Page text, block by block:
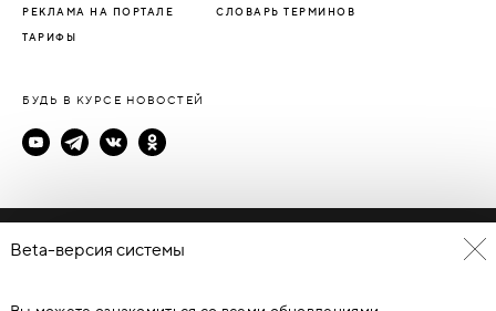
РЕКЛАМА НА ПОРТАЛЕ СЛОВАРЬ ТЕРМИНОВ
ТАРИФЫ
БУДЬ В КУРСЕ НОВОСТЕЙ
Политика конфиденциальности
Beta-версия системы